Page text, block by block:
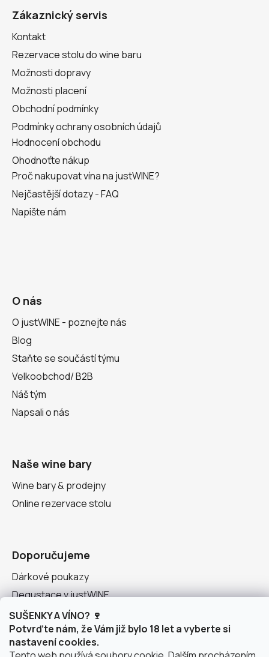
SUŠENKY A VÍNO? 🍷
Potvrďte nám, že Vám již bylo 18 let a vyberte si
nastavení cookies.
Zákaznický servis
Kontakt
Rezervace stolu do wine baru
Možnosti dopravy
Možnosti placení
Obchodní podmínky
Podmínky ochrany osobních údajů
Hodnocení obchodu
Ohodnoťte nákup
Proč nakupovat vína na justWINE?
Nejčastější dotazy - FAQ
Napište nám
O nás
O justWINE - poznejte nás
Blog
Staňte se součástí týmu
Velkoobchod/ B2B
Náš tým
Napsali o nás
Naše wine bary
Wine bary & prodejny
Online rezervace stolu
Doporučujeme
Dárkové poukazy
Degustace v justWINE
Seznam vinařství